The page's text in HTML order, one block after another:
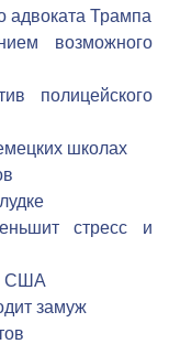
адвоката Трампа
возможного
полицейского
школах
стресс и
США
замуж